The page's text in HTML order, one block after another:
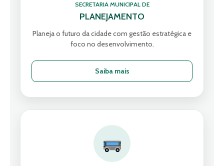
SECRETARIA MUNICIPAL DE
PLANEJAMENTO
Planeja o futuro da cidade com gestão estratégica e
foco no desenvolvimento.
Saiba mais